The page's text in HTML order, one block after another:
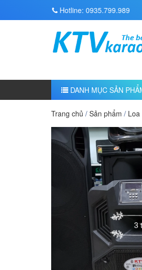
Hotline: 0935.799.989
DANH MỤC SẢN
Trang chủ / Sản phẩm / Loa